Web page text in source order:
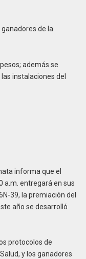
de la
además se
instalaciones del
informa que el
a.m. entregará en sus
39, la premiación del
año se desarrolló
protocolos de
y los ganadores